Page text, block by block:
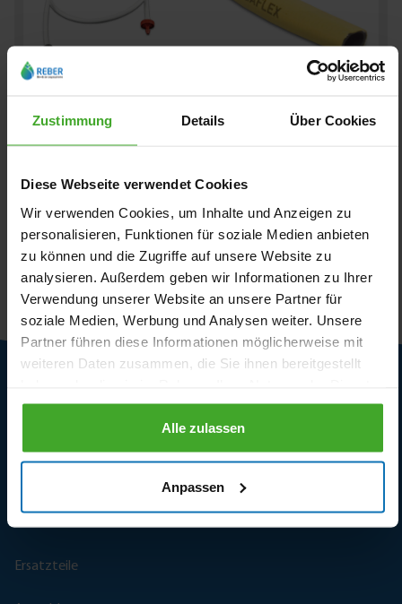
Zustimmung Details Über Cookies
Diese Webseite verwendet Cookies
Wir verwenden Cookies, um Inhalte und Anzeigen zu
personalisieren, Funktionen für soziale Medien anbieten
zu können und die Zugriffe auf unsere Website zu
analysieren. Außerdem geben wir Informationen zu Ihrer
Verwendung unserer Website an unsere Partner für
soziale Medien, Werbung und Analysen weiter. Unsere
Partner führen diese Informationen möglicherweise mit
weiteren Daten zusammen, die Sie ihnen bereitgestellt
gesammelt haben.
Alle zulassen
Anpassen
Kunststoff Einsteck x
0,62 €
Gelb Typ Megaflex
1,16 €
1 - 0 von 0 Ergebnissen
Kundendienst
Kontaktieren Sie uns
Ersatzteile